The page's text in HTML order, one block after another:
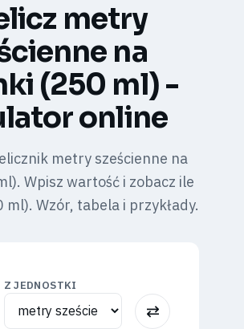
metry
na
(250 ml) -
online
metry sześcienne na
Wpisz wartość i zobacz ile
Wzór, tabela i przykłady.
Z JEDNOSTKI
⇅